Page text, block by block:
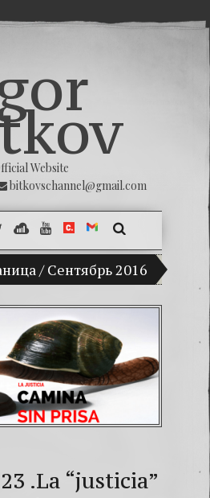
Website
bitkovschannel@gmail.com
/ Сентябрь 2016
Vladimir Bitkov, una
Dr.
.La “justicia”